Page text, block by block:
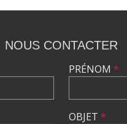
NOUS CONTACTER
PRÉNOM *
OBJET *